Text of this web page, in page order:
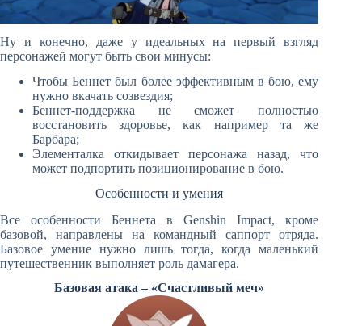
Ну и конечно, даже у идеальных на первый взгляд
персонажей могут быть свои минусы:
Чтобы Беннет был более эффективным в бою, ему
нужно вкачать созвездия;
Беннет-поддержка не сможет полностью
восстановить здоровье, как например та же
Барбара;
Элементалка откидывает персонажа назад, что
может подпортить позиционирование в бою.
Особенности и умения
Все особенности Беннета в Genshin Impact, кроме
базовой, направлены на командный саппорт отряда.
Базовое умение нужно лишь тогда, когда маленький
путешественник выполняет роль дамагера.
Базовая атака – «Счастливый меч»